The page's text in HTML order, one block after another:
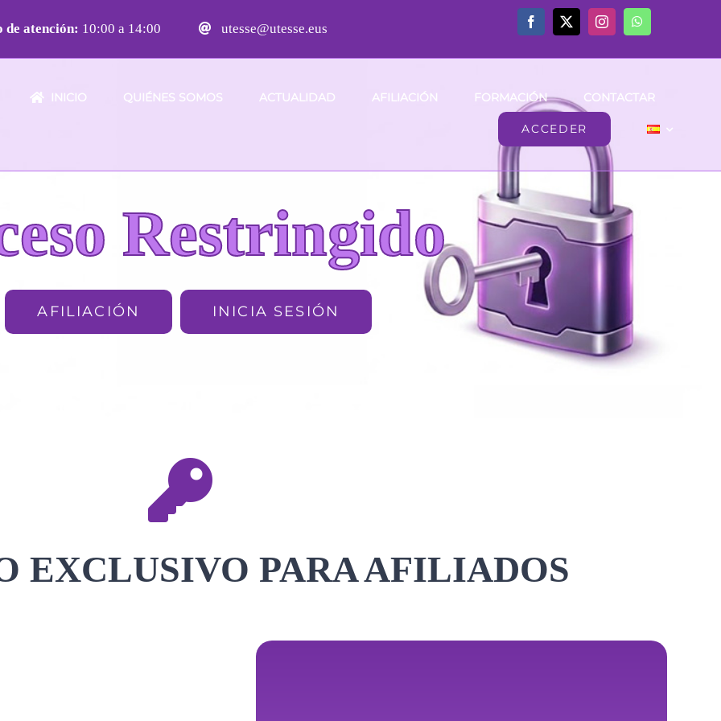
atención: 10:00 a 14:00 utesse@utesse.eus
INICIO QUIÉNES SOMOS ACTUALIDAD AFILIACIÓN FORMACIÓN CONTACTAR
ACCEDER
Restringido
AFILIACIÓN INICIA SESIÓN
EXCLUSIVO PARA AFILIADOS